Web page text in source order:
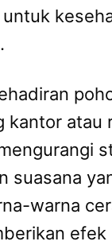
kantor atau
suasana
warna
efek